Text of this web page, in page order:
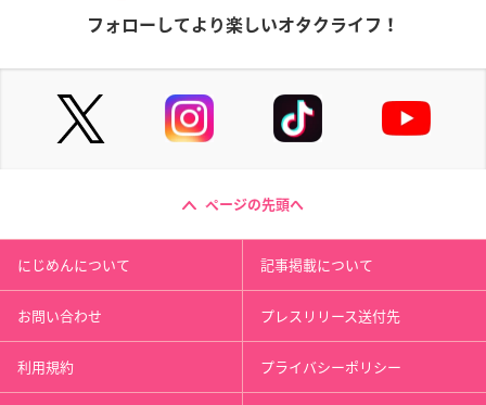
フォローしてより楽しいオタクライフ！
ページの先頭へ
にじめんについて 記事掲載について
お問い合わせ プレスリリース送付先
利用規約 プライバシーポリシー